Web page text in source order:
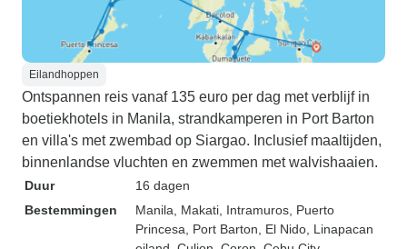
Eilandhoppen
Ontspannen reis vanaf 135 euro per dag met verblijf in
boetiekhotels in Manila, strandkamperen in Port Barton
en villa's met zwembad op Siargao. Inclusief maaltijden,
binnenlandse vluchten en zwemmen met walvishaaien.
Duur
16 dagen
Bestemmingen
Manila , Makati , Intramuros , Puerto
Princesa , Port Barton , El Nido , Linapacan